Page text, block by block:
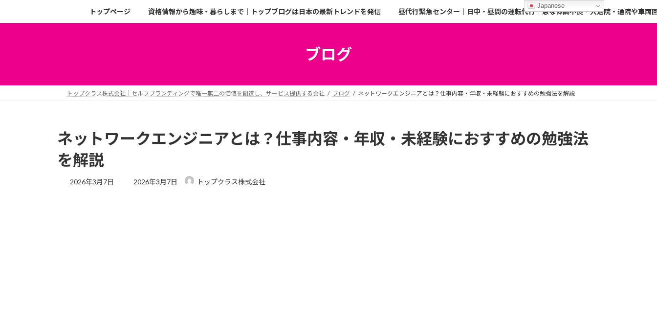
トップページ 資格情報から趣味・暮らしまで｜トップブログは日本の最新トレンドを発信 昼代行緊急センター｜日中・昼間の運転代行｜急な体調不良・入退院・通院や車両
ブログ
トップクラス株式会社｜セルフブランディングで唯一無二の価値を創造し、サービス提供する会社 ブログ ネットワークエンジニアとは？仕事内容・年収・未経験におすすめの勉強法を解説
ネットワークエンジニアとは？仕事内容・年収・未経験におすすめの勉強法
を解説
2026年3月7日 2026年3月7日 トップクラス株式会社
Japanese